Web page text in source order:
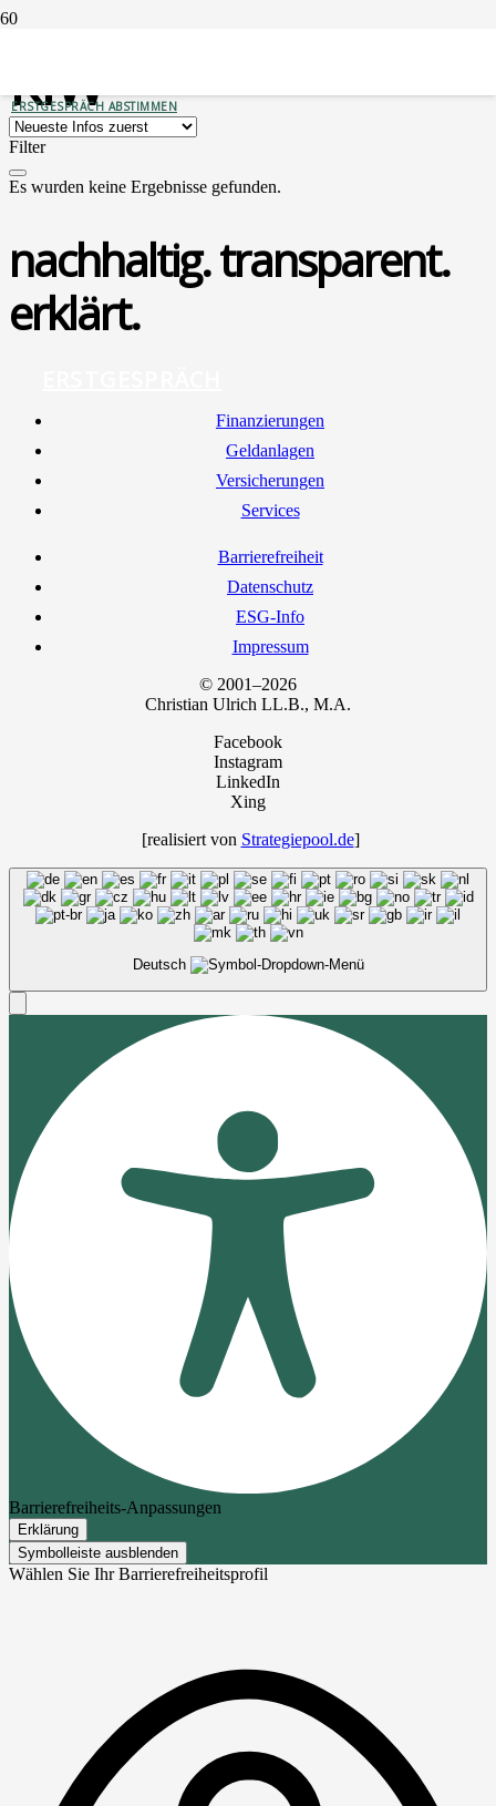
ERSTGESPRÄCH ABSTIMMEN
KfW
Filter
Es wurden keine Ergebnisse gefunden.
nachhaltig. transparent.
erklärt.
Finan­zie­run­gen
Geld­an­la­gen
Ver­si­che­run­gen
Ser­vices
Bar­rie­re­frei­heit
Daten­schutz
ESG-Info
Impres­sum
© 2001–2026
Chris­ti­an Ulrich LL.B., M.A.
Facebook
Instagram
LinkedIn
Xing
[rea­li­siert von Strategiepool.de]
Deutsch
Barrierefreiheits-Anpassungen
Erklärung
Symbolleiste ausblenden
Wählen Sie Ihr Barrierefreiheitsprofil